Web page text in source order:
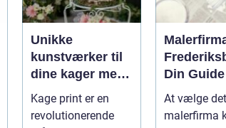
Unikke
kunstværker til
dine kager med
kage print
Kage print er en
revolutionerende
Din Guide
Kvalitet og
Service
At vælge
malerfirma